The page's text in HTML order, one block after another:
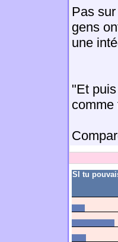
Pas
gens
une
"Et
comme
SI tu